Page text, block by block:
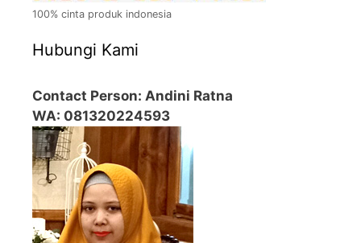
100% cinta produk indonesia
Hubungi Kami
Contact Person: Andini Ratna
WA: 081320224593